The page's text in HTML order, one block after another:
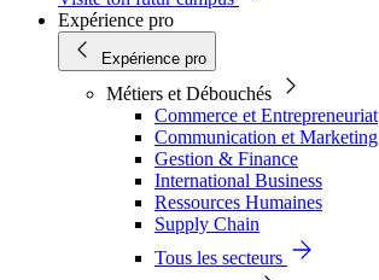
Expérience pro
Expérience pro
Métiers et Débouchés
Commerce et Entrepreneuriat
Communication et Marketing
Gestion & Finance
International Business
Ressources Humaines
Supply Chain
Tous les secteurs